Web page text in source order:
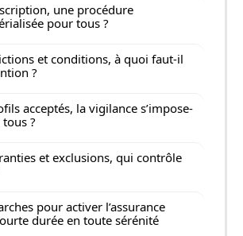
une procédure
pour tous ?
et conditions, à quoi faut-il
?
acceptés, la vigilance s’impose-
?
et exclusions, qui contrôle
pour activer l’assurance
durée en toute sérénité